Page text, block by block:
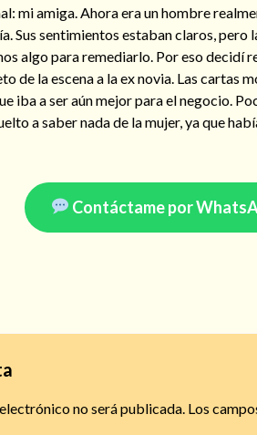
mi amiga. Ahora era un hombre
Sus sentimientos estaban claros, pero
algo para remediarlo. Por eso decidí
de la escena a la ex novia. Las cartas
iba a ser aún mejor para el negocio.
a saber nada de la mujer, ya que
Contáctame por
no será publicada. Los